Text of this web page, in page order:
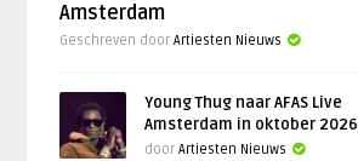
Amsterdam
Geschreven doorArtiesten Nieuws
Young Thug naar AFAS Live
Amsterdam in oktober 2026
doorArtiesten Nieuws